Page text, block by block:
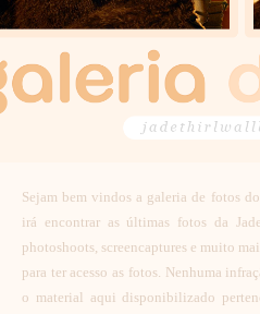
Sejam bem vindos a galeria de fotos do
irá encontrar as últimas fotos da
photoshoots, screencaptures e muito
para ter acesso as fotos. Nenhuma
o material aqui disponibilizado